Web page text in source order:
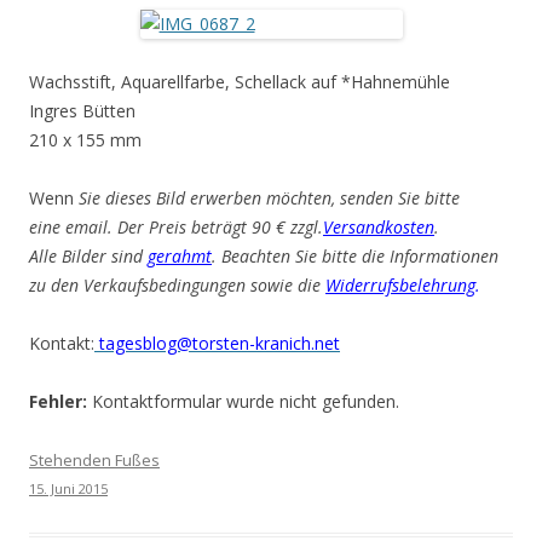
Wachsstift, Aquarellfarbe, Schellack auf *Hahnemühle
Ingres Bütten
210 x 155 mm
Wenn Sie dieses Bild erwerben möchten, senden Sie bitte
eine email. Der Preis beträgt 90 € zzgl.Versandkosten.
Alle Bilder sind gerahmt. Beachten Sie bitte die Informationen
zu den Verkaufsbedingungen sowie die Widerrufsbelehrung.
Kontakt: tagesblog@torsten-kranich.net
Fehler: Kontaktformular wurde nicht gefunden.
Stehenden Fußes
15. Juni 2015